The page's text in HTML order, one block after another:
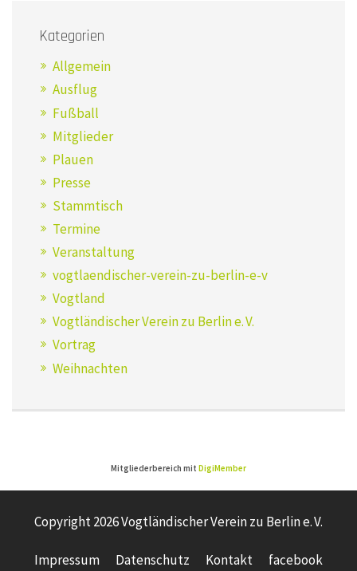
Kategorien
Allgemein
Ausflug
Fußball
Mitglieder
Plauen
Presse
Stammtisch
Termine
Veranstaltung
vogtlaendischer-verein-zu-berlin-e-v
Vogtland
Vogtländischer Verein zu Berlin e. V.
Vortrag
Weihnachten
Mitgliederbereich mit DigiMember
Copyright 2026 Vogtländischer Verein zu Berlin e. V.
Impressum Datenschutz Kontakt facebook